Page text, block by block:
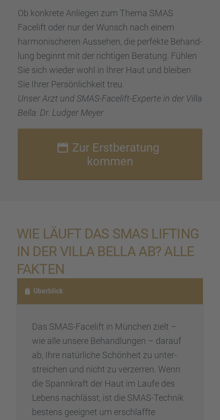
Ob konkrete Anlie­gen zum Thema SMAS
Facelift oder nur der Wunsch nach einem
harmo­ni­sche­ren Ausse­hen, die perfekte Behand­
lung beginnt mit der richti­gen Beratung. Fühlen
Sie sich wieder wohl in Ihrer Haut und bleiben
Sie Ihrer Persön­lich­keit treu.
Unser Arzt und SMAS-Facelift-Experte in der Villa
Bella: Dr. Ludger Meyer
Zur Erstbe­ra­tung
kommen
WIE LÄUFT DAS SMAS LIFTING
IN DER VILLA BELLA AB? ALLE
FAKTEN
Überblick
Das SMAS-Facelift in München zielt –
wie alle unsere Behand­lun­gen – darauf
ab, Ihre natür­li­che Schön­heit zu unter­
strei­chen und nicht zu verzer­ren. Wenn
die Spann­kraft der Haut im Laufe des
Lebens nachlässt, ist die SMAS-Technik
bestens geeig­net um erschlaffte